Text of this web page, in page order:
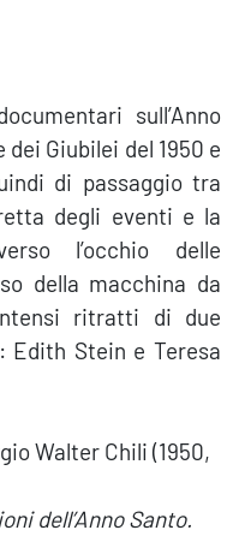
sull’Anno
Giubilei del 1950 e
di passaggio tra
degli eventi e la
l’occhio delle
della macchina da
ritratti di due
Edith Stein e Teresa
Walter Chili (1950,
dell’Anno Santo.